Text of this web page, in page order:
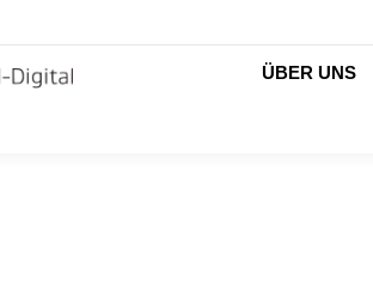
ÜBER UNS